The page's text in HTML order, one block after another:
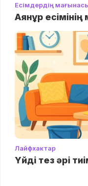
Есімдердің
Аянұр
Лайфхактар
Үйді тез әрі